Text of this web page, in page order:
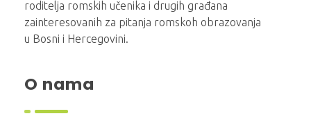
roditelja romskih učenika i drugih građana
zainteresovanih za pitanja romskoh obrazovanja
u Bosni i Hercegovini.
O nama